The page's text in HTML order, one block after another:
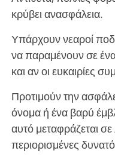
κρύβει ανασφάλεια.
Υπάρχουν νεαροί
να παραμένουν σε
και αν οι ευκαιρίες
Προτιμούν την
όνομα ή ένα βαρύ
αυτό μεταφράζεται
περιορισμένες